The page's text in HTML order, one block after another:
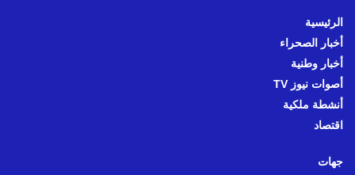
الرئيسية
أخبار الصحراء
أخبار وطنية
أصوات نيوز TV
أنشطة ملكية
اقتصاد
جهات